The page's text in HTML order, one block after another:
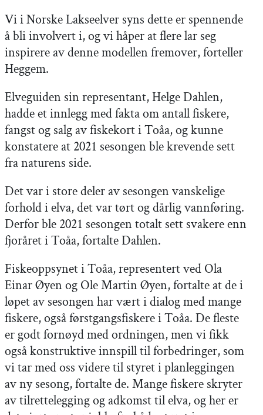
Vi i Norske Lakseelver syns dette er spennende
å bli involvert i, og vi håper at flere lar seg
inspirere av denne modellen fremover, forteller
Heggem.
Elveguiden sin representant, Helge Dahlen,
hadde et innlegg med fakta om antall fiskere,
fangst og salg av fiskekort i Toåa, og kunne
konstatere at 2021 sesongen ble krevende sett
fra naturens side.
Det var i store deler av sesongen vanskelige
forhold i elva, det var tørt og dårlig vannføring.
Derfor ble 2021 sesongen totalt sett svakere enn
fjoråret i Toåa, fortalte Dahlen.
Fiskeoppsynet i Toåa, representert ved Ola
Einar Øyen og Ole Martin Øyen, fortalte at de i
løpet av sesongen har vært i dialog med mange
fiskere, også førstgangsfiskere i Toåa. De fleste
er godt fornøyd med ordningen, men vi fikk
også konstruktive innspill til forbedringer, som
vi tar med oss videre til styret i planleggingen
av ny sesong, fortalte de. Mange fiskere skryter
av tilrettelegging og adkomst til elva, og her er